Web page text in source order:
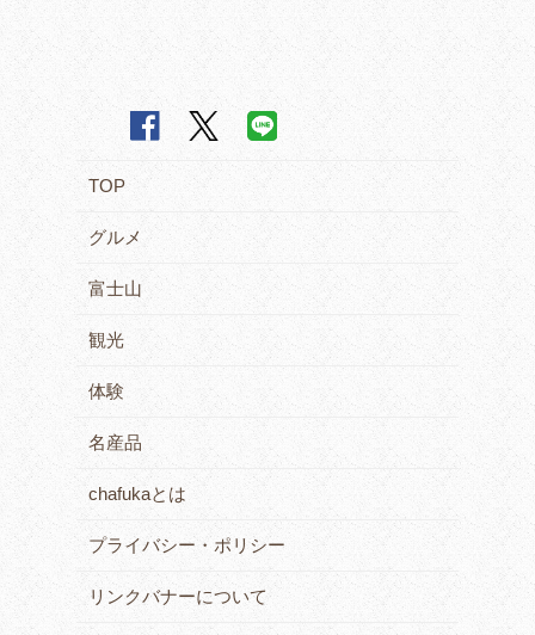
TOP
グルメ
富士山
観光
体験
名産品
chafukaとは
プライバシー・ポリシー
リンクバナーについて